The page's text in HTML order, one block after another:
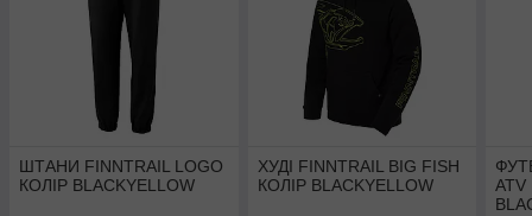
ШТАНИ FINNTRAIL LOGO
КОЛІР BLACKYELLOW
ХУДІ FINNTRAIL BIG FISH
КОЛІР BLACKYELLOW
ATV